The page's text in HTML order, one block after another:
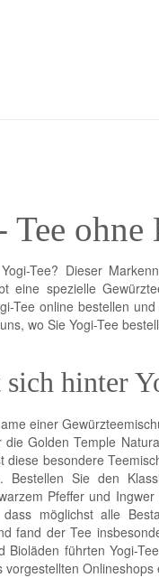
Tee
Tee? Dieser
eine spezielle
Tee online bestellen
wo Sie Yogi-Tee
hinter
einer
Golden Temple
diese besondere
Bestellen Sie den
Pfeffer und
möglichst alle
fand der Tee
Bioläden führten Yogi-